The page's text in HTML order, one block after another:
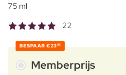
75 ml
22
BESPAAR €23 60
Memberprijs